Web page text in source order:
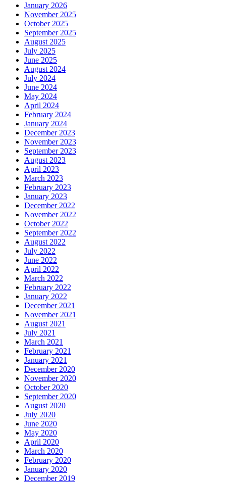
January 2026
November 2025
October 2025
September 2025
August 2025
July 2025
June 2025
August 2024
July 2024
June 2024
May 2024
April 2024
February 2024
January 2024
December 2023
November 2023
September 2023
August 2023
April 2023
March 2023
February 2023
January 2023
December 2022
November 2022
October 2022
September 2022
August 2022
July 2022
June 2022
April 2022
March 2022
February 2022
January 2022
December 2021
November 2021
August 2021
July 2021
March 2021
February 2021
January 2021
December 2020
November 2020
October 2020
September 2020
August 2020
July 2020
June 2020
May 2020
April 2020
March 2020
February 2020
January 2020
December 2019